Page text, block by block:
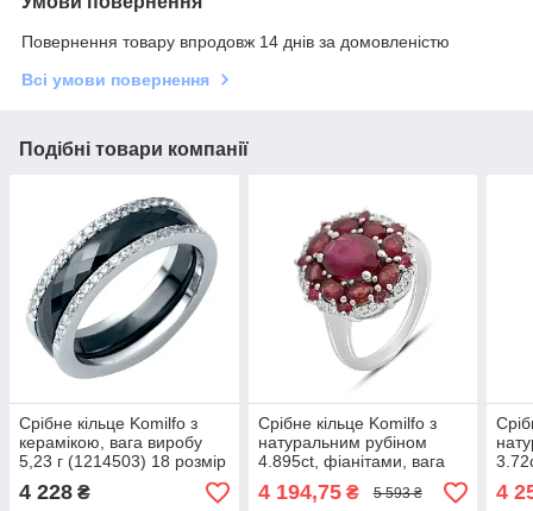
Повернення товару впродовж 14 днів за домовленістю
Всі умови повернення
Подібні товари компанії
Срібне кільце Komilfo з
керамікою, вага виробу
5,23 г (1214503) 18 розмір
4.88, 18.5
4 228 ₴
Срібне кільце Komilfo з
натуральним рубіном
4.895ct, фіанітами, вага
виробу 5,84 г (2165637)
17 розмір
4 194,75₴ 5 593 ₴
18
4